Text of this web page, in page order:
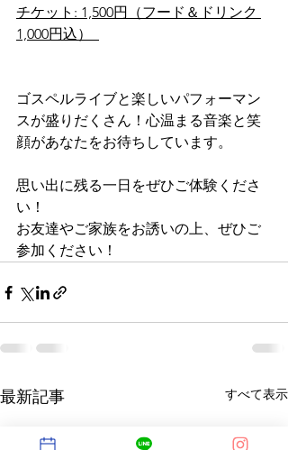
チケット: 1,500円（フード＆ドリンク
1,000円込）
ゴスペルライブと楽しいパフォーマン
スが盛りだくさん！心温まる音楽と笑
顔があなたをお待ちしています。
思い出に残る一日をぜひご体験くださ
い！
お友達やご家族をお誘いの上、ぜひご
参加ください！
最新記事 すべて表示